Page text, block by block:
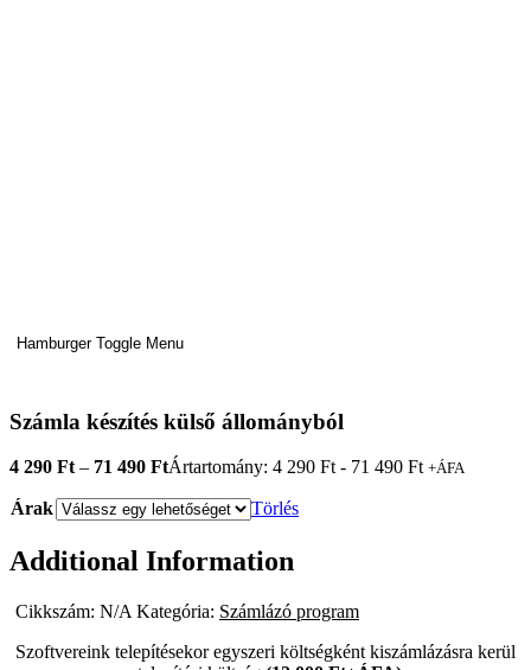
Hamburger Toggle Menu
Számla készítés külső állományból
4 290 Ft – 71 490 FtÁrtartomány: 4 290 Ft - 71 490 Ft +ÁFA
Árak Törlés
Additional Information
Cikkszám: N/A Kategória: Számlázó program
Szoftvereink telepítésekor egyszeri költségként kiszámlázásra kerül